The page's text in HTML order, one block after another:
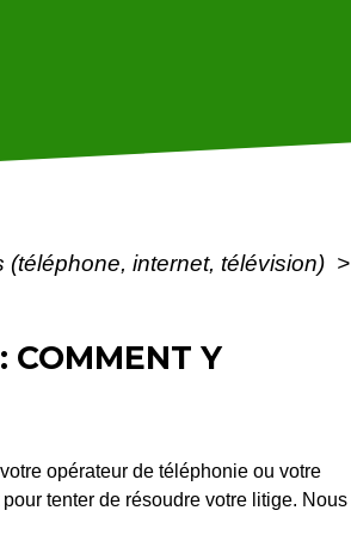
internet, télévision) >
COMMENT Y
opérateur de téléphonie ou votre
tenter de résoudre votre litige. Nous